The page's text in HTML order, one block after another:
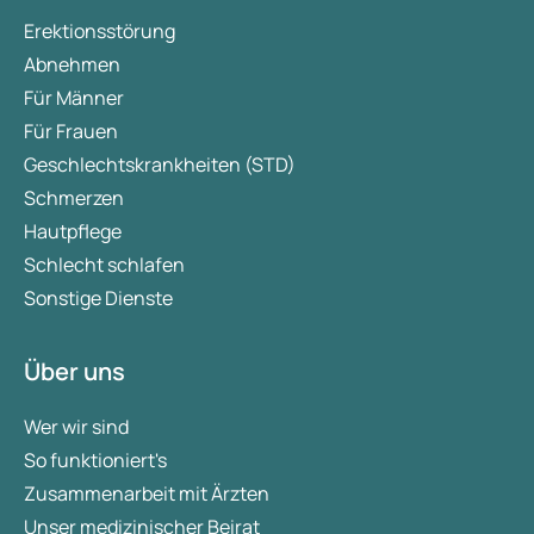
Erektionsstörung
Abnehmen
Für Männer
Für Frauen
Geschlechtskrankheiten (STD)
Schmerzen
Hautpflege
Schlecht schlafen
Sonstige Dienste
Über uns
Wer wir sind
So funktioniert's
Zusammenarbeit mit Ärzten
Unser medizinischer Beirat